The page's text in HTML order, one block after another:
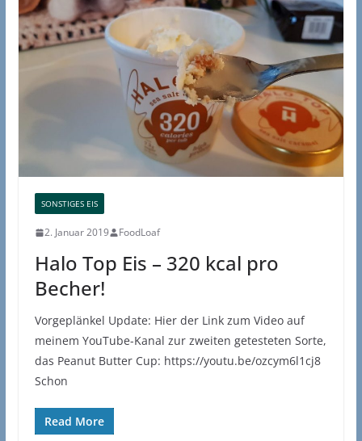
SONSTIGES EIS
2. Januar 2019 FoodLoaf
Halo Top Eis – 320 kcal pro
Becher!
Vorgeplänkel Update: Hier der Link zum Video auf
meinem YouTube-Kanal zur zweiten getesteten Sorte,
das Peanut Butter Cup: https://youtu.be/ozcym6l1cj8
Schon
Read More